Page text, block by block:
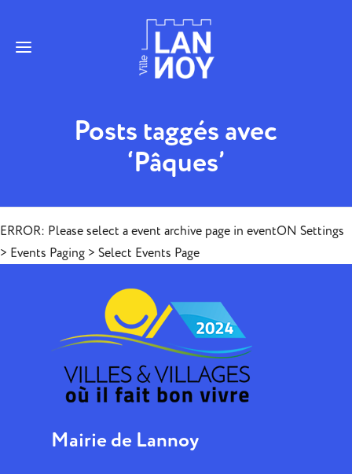
Posts taggés avec
‘Pâques’
ERROR: Please select a event archive page in eventON Settings
> Events Paging > Select Events Page
Mairie de Lannoy